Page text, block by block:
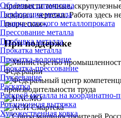
Объёмная штамповка
Перфорация металла
Правка плоского металлопроката
Прессование металла
Пробивка металла
Прокатка металла
Прокатка-волочение
Прокатка-прессование
Пуклевание
Раскатка
Раскрой металла на координатно-
Ротационная вытяжка
Художественная ковка
произвести точные,
эскизы и чертежи. Работа здесь
творческая».
При поддержке